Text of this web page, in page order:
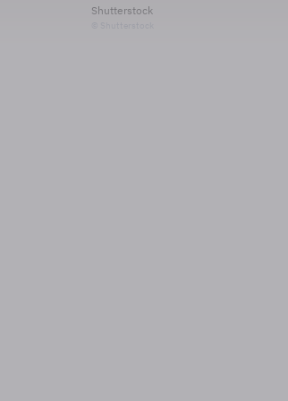
Shutterstock